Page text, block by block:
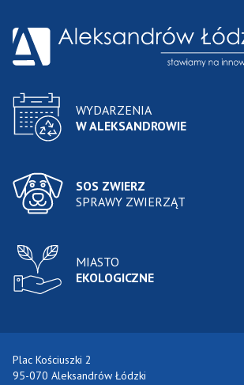
WYDARZENIA
W ALEKSANDROWIE
SOS ZWIERZ
SPRAWY ZWIERZĄT
MIASTO
EKOLOGICZNE
Plac Kościuszki 2
95-070 Aleksandrów Łódzki